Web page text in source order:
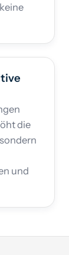
die
und